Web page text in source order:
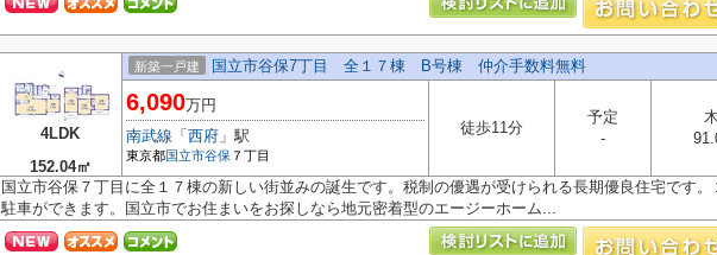
4LDK
152.04㎡
新築一戸建 国立市谷保7丁目 全１７棟 B号棟 仲介手数料無料
6,090万円
南武線 「 西府 」駅
東京都国立市谷保 ７丁目
徒歩11分
予定
-
国立市谷保７丁目に全１７棟の新しい街並みの誕生です。税制の優遇が受けられる長期優良住宅です。
駐車ができます。国立市でお住まいをお探しなら地元密着型のエージーホーム...